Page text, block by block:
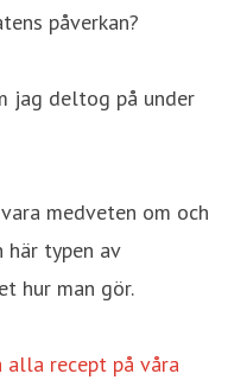
påverkan?
jag deltog på under
medveten om och
typen av
hur man gör.
alla recept på våra